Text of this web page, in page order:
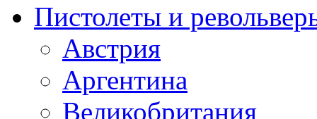
Пистолеты и
Австрия
Аргентина
Великобритания